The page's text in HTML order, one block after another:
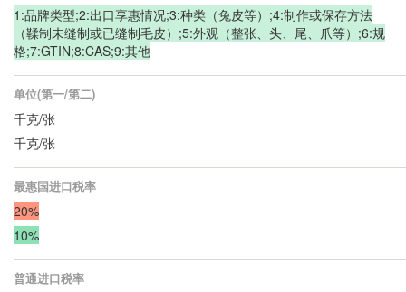
1:品牌类型;2:出口享惠情况;3:种类（兔皮等）;4:制作或保存方法
（鞣制未缝制或已缝制毛皮）;5:外观（整张、头、尾、爪等）;6:规
格;7:GTIN;8:CAS;9:其他
单位(第一/第二)
千克/张
千克/张
最惠国进口税率
20%
10%
普通进口税率